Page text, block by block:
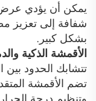
يمكن أن يؤدي عرض
شفافة إلى تعزيز
بشكل كبير.
الأقمشة الذكية
تتشابك الحدود بين
تضم الأقمشة